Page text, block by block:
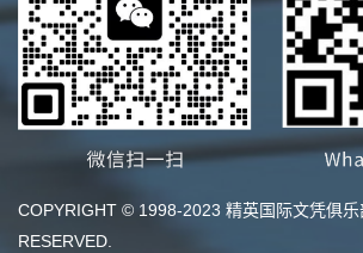
COPYRIGHT © 1998-2023 精英国际文凭俱
RESERVED.